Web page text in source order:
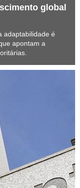
global
adaptabilidade é
apontam a